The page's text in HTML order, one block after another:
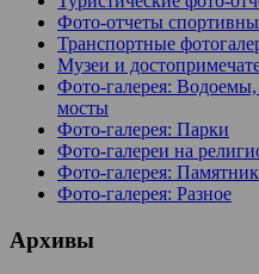
Фото-отчеты
Транспортные
Музеи и
Фото-галерея:
мосты
Фото-галерея: Парки
Фото-галереи на
Фото-галерея:
Фото-галерея: Разное
Архивы